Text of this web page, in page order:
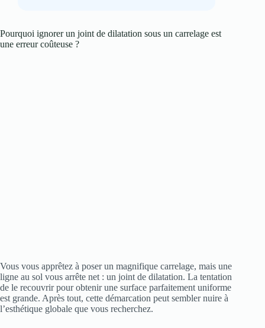
Pourquoi ignorer un joint de dilatation sous un carrelage est
une erreur coûteuse ?
Vous vous apprêtez à poser un magnifique carrelage, mais une
ligne au sol vous arrête net : un joint de dilatation. La tentation
de le recouvrir pour obtenir une surface parfaitement uniforme
est grande. Après tout, cette démarcation peut sembler nuire à
l’esthétique globale que vous recherchez.